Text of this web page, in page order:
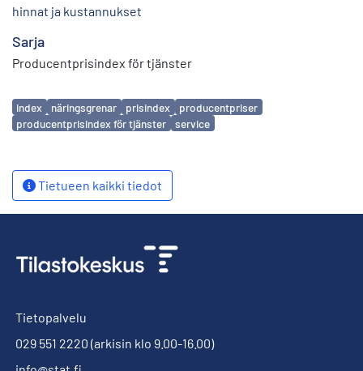
hinnat ja kustannukset
Sarja
Producentprisindex för tjänster
Avainsanat
index näringsgrenar prisindex
producentpriser
producentprisindex för tjänster
service
Tietueen kaikki tiedot
Tietopalvelu
029 551 2220 (arkisin klo 9.00-16.00)